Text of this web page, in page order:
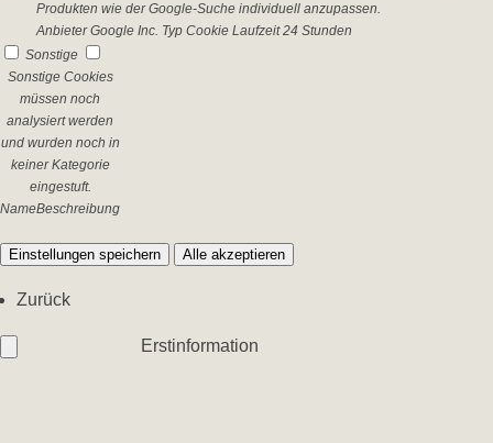
Produkten wie der Google-Suche individuell anzupassen.
Anbieter Google Inc. Typ Cookie Laufzeit 24 Stunden
Sonstige
Sonstige Cookies
müssen noch
analysiert werden
und wurden noch in
keiner Kategorie
eingestuft.
NameBeschreibung
Einstellungen speichern Alle akzeptieren
Zurück
Erstinformation